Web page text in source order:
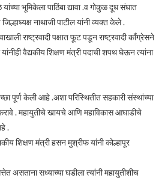
भूमिकेला पाठिंबा द्यावा .व गोकुळ दूध संघात
नाथाजी पाटील यांनी व्यक्त केले .
राष्ट्रवादी पक्षात फूट पडून राष्ट्रवादी काँग्रेसने
वैद्यकीय शिक्षण मंत्री पदाची शपथ घेऊन त्यांना
पूर्ण केली आहे .अशा परिस्थितीत सहकारी संस्थांच्या
. महायुतीचे खायचे आणि महाविकास आघाडीचे
.
शिक्षण मंत्री हसन मुश्रीफ यांनी कोल्हापूर
असताना सध्याच्या घडीला त्यांनी महायुतीशीच